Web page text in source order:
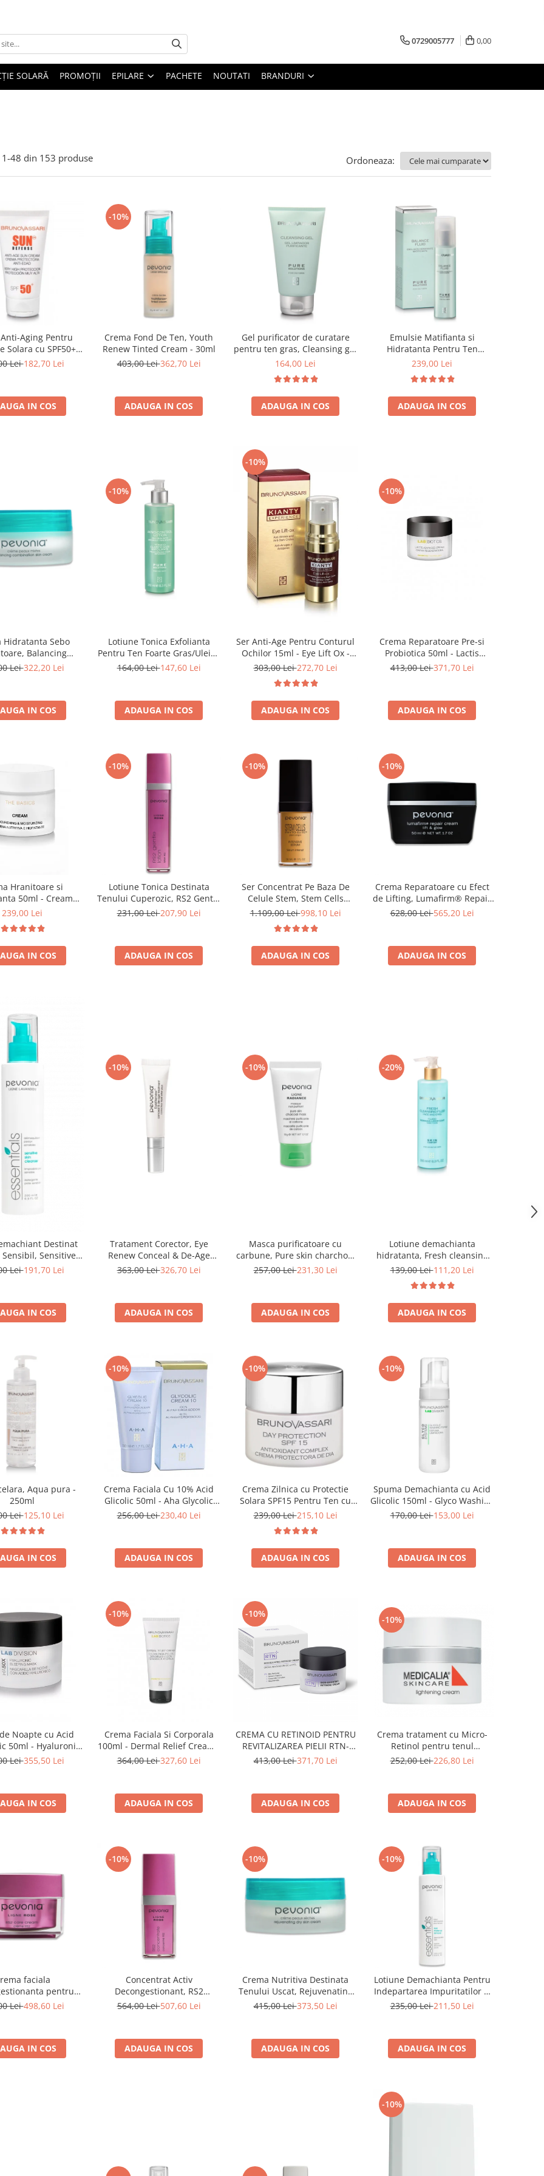
0729005777 0,00
SOLARĂ PROMOȚII EPILARE PACHETE NOUTATI BRANDURI
1-48 din 153 produse Ordoneaza:
Aging Pentru
Solara cu SPF50+
-Age Sun Cream
Lei182,70 Lei
IN COS
-10%
Crema Fond De Ten, Youth
Renew Tinted Cream - 30ml
403,00 Lei362,70 Lei
ADAUGA IN COS
Gel purificator de curatare
pentru ten gras, Cleansing gel
pure solution - 150ml
164,00 Lei
ADAUGA IN COS
Emulsie Matifianta si
Hidratanta Pentru Ten
Gras/Uleios 50ml - Balance
Vassari
239,00 Lei
ADAUGA IN COS
Hidratanta Sebo
Balancing
Skin Cream -
Lei322,20 Lei
IN COS
-10%
Lotiune Tonica Exfolianta
Pentru Ten Foarte Gras/Uleios
250ml - Akno-Control Lotion
164,00 Lei147,60 Lei
ADAUGA IN COS
-10%
Ser Anti-Age Pentru Conturul
Ochilor 15ml - Eye Lift Ox -
Bruno Vassari
303,00 Lei272,70 Lei
ADAUGA IN COS
-10%
Crema Reparatoare Pre-si
Probiotica 50ml - Lactis
Advanced Cream - Bruno
413,00 Lei371,70 Lei
ADAUGA IN COS
Hranitoare si
50ml - Cream
& Moisturizing-
239,00 Lei
IN COS
-10%
Lotiune Tonica Destinata
Tenului Cuperozic, RS2 Gentle
Lotion - 120ml
231,00 Lei207,90 Lei
ADAUGA IN COS
-10%
Ser Concentrat Pe Baza De
Celule Stem, Stem Cells
Intensive Serum - 30ml
1.109,00 Lei998,10 Lei
ADAUGA IN COS
-10%
Crema Reparatoare cu Efect
de Lifting, Lumafirm® Repair
Cream Lift & Glow - 50ml
628,00 Lei565,20 Lei
ADAUGA IN COS
Destinat
Sensitive
- 200ml
Lei191,70 Lei
IN COS
-10%
Tratament Corector, Eye
Renew Conceal & De-Age
Treatment - 10 ml
363,00 Lei326,70 Lei
ADAUGA IN COS
-10%
Masca purificatoare cu
carbune, Pure skin charchoal
mask - 50ml
257,00 Lei231,30 Lei
ADAUGA IN COS
-20%
Lotiune demachianta
hidratanta, Fresh cleansing
fluid - 250 ml
139,00 Lei111,20 Lei
ADAUGA IN COS
Aqua pura -
250ml
Lei125,10 Lei
IN COS
-10%
Crema Faciala Cu 10% Acid
Glicolic 50ml - Aha Glycolic
Cream 10% - Bruno Vassari
256,00 Lei230,40 Lei
ADAUGA IN COS
-10%
Crema Zilnica cu Protectie
Solara SPF15 Pentru Ten cu
Probleme Pigmentare 50 ml -
Bruno Vassari
239,00 Lei215,10 Lei
ADAUGA IN COS
-10%
Spuma Demachianta cu Acid
Glicolic 150ml - Glyco Washing
Foam - Bruno Vassari
170,00 Lei153,00 Lei
ADAUGA IN COS
Noapte cu Acid
50ml - Hyaluronic
- Bruno Vassari
Lei355,50 Lei
IN COS
-10%
Crema Faciala Si Corporala
100ml - Dermal Relief Cream -
Bruno Vassari
364,00 Lei327,60 Lei
ADAUGA IN COS
-10%
CREMA CU RETINOID PENTRU
REVITALIZAREA PIELII RTN-
SKIN BOOSTING RETINOID
413,00 Lei371,70 Lei
ADAUGA IN COS
-10%
Crema tratament cu Micro-
Retinol pentru tenul
hiperpigmentat, Lightening
252,00 Lei226,80 Lei
ADAUGA IN COS
faciala
pentru
RS2 Care
Lei498,60 Lei
IN COS
-10%
Concentrat Activ
Decongestionant, RS2
Concentrate - 30ml
564,00 Lei507,60 Lei
ADAUGA IN COS
-10%
Crema Nutritiva Destinata
Tenului Uscat, Rejuvenating
Dry Skin Cream - 50ml
415,00 Lei373,50 Lei
ADAUGA IN COS
-10%
Lotiune Demachianta Pentru
Indepartarea Impuritatilor si
Machiajului, Eye Make Up
235,00 Lei211,50 Lei
ADAUGA IN COS
-10%